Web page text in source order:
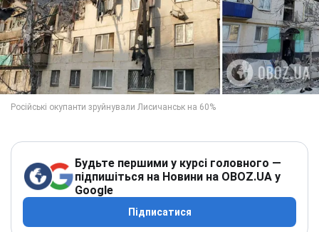
Будьте першими у курсі головного —
підпишіться на Новини на OBOZ.UA у
Google
Підписатися